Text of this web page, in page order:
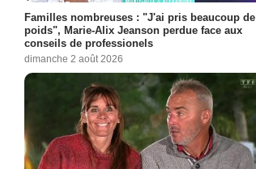
Familles nombreuses : "J'ai pris beaucoup de
poids", Marie-Alix Jeanson perdue face aux
conseils de professionels
dimanche 2 août 2026